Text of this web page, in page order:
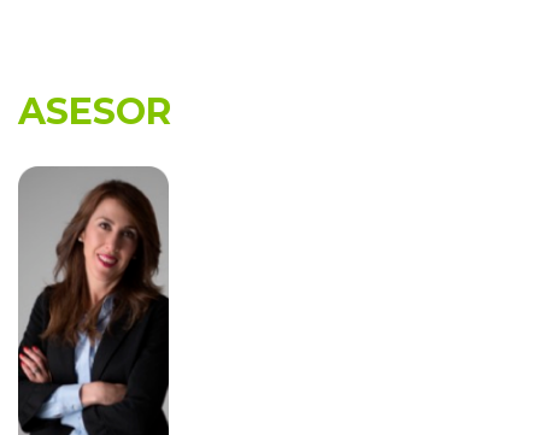
ASESOR